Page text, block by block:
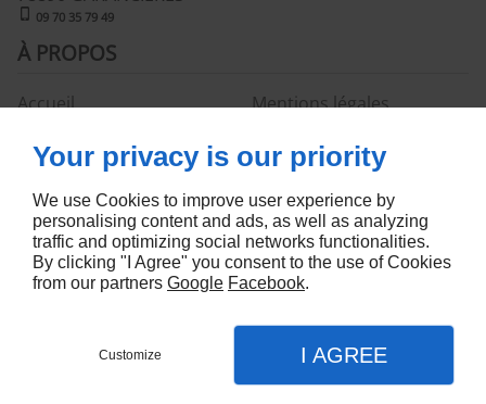
09 70 35 79 49
À PROPOS
Accueil
Mentions légales
SUIVEZ-NOUS
Linkeo
CONTACTEZ-NOUS
Your privacy is our priority
We use Cookies to improve user experience by
personalising content and ads, as well as analyzing
traffic and optimizing social networks functionalities.
By clicking "I Agree" you consent to the use of Cookies
from our partners Google Facebook.
Customize I AGREE